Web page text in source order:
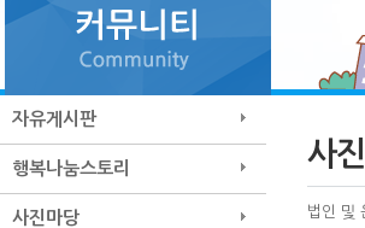
자유게시판
행복나눔스토리
사진마당
사
법인 및